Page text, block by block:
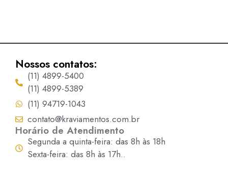
Nossos contatos:
(11) 4899-5400
(11) 4899-5389
(11) 94719-1043
contato@kraviamentos.com.br
Horário de Atendimento
Segunda a quinta-feira: das 8h às 18h
Sexta-feira: das 8h às 17h..